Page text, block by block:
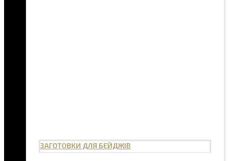
ЗАГОТОВКИ ДЛЯ БЕЙДЖІВ